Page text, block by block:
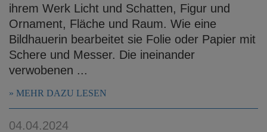
ihrem Werk Licht und Schatten, Figur und
Ornament, Fläche und Raum. Wie eine
Bildhauerin bearbeitet sie Folie oder Papier mit
Schere und Messer. Die ineinander
verwobenen ...
MEHR DAZU LESEN
04.04.2024